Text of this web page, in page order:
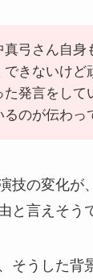
真弓さん自身
できないけど
た発言をして
るのが伝わっ
技の変化が
と言えそう
そうした背